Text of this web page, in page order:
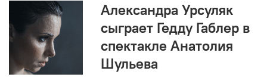
Александра Урсуляк
сыграет Гедду Габлер в
спектакле Анатолия
Шульева